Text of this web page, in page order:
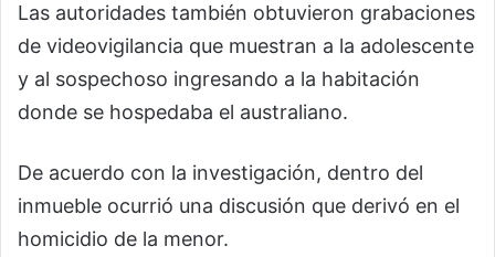
Las autoridades también obtuvieron grabaciones
de videovigilancia que muestran a la adolescente
y al sospechoso ingresando a la habitación
donde se hospedaba el australiano.
De acuerdo con la investigación, dentro del
inmueble ocurrió una discusión que derivó en el
homicidio de la menor.